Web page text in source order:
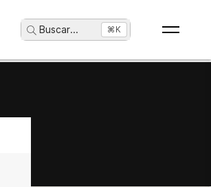
Buscar... ⌘K